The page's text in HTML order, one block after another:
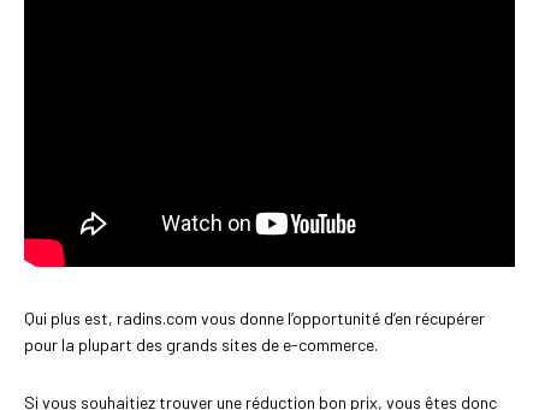
Qui plus est, radins.com vous donne l’opportunité d’en récupérer
pour la plupart des grands sites de e-commerce.
Si vous souhaitiez trouver une réduction bon prix, vous êtes donc